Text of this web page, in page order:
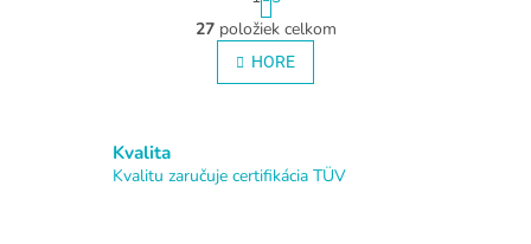
O
v
l
á
i
t
r
á
n
k
n
i
27položiek celkom
HORE
Kvalita
Kvalitu zaručuje certifikácia TÜV